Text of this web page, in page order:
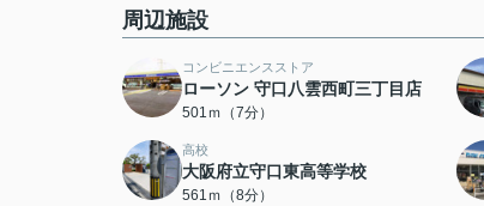
周辺施設
コンビニエンスストア
ローソン 守口八雲西町三丁目店
501ｍ（7分）
高校
大阪府立守口東高等学校
561ｍ（8分）